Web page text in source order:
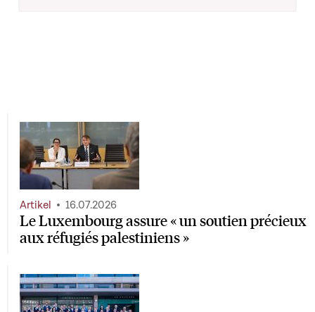
Le Luxembourg assure « un soutien précieux
aux réfugiés palestiniens »
Artikel 16.07.2026